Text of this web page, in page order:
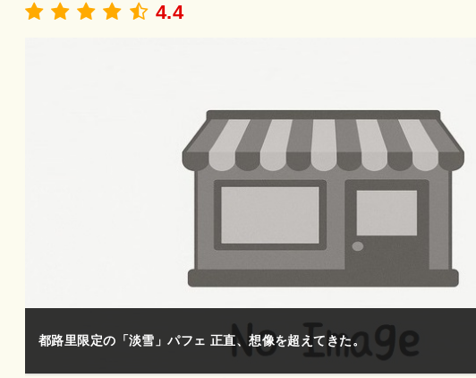
4.4
都路里限定の「淡雪」パフェ 正直、想像を超えてきた。